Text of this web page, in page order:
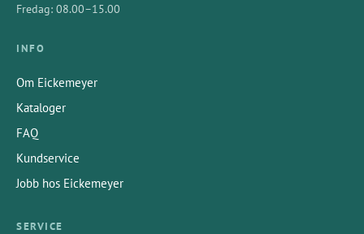
Fredag: 08.00–15.00
INFO
Om Eickemeyer
Kataloger
FAQ
Kundservice
Jobb hos Eickemeyer
SERVICE